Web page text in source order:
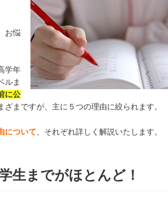
お悩
学年
ルま
に公
ざまですが、主に５つの理由に絞られます。
について それぞれ詳しく解説いたします。
生までがほとんど！